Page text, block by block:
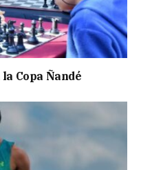
Copa Ñandé